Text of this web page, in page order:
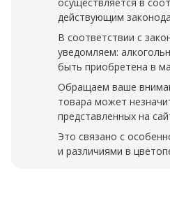
действующим
В соответствии с
уведомляем:
быть приобретена в
Обращаем ваше
товара может
представленных на
Это связано с
и различиями в